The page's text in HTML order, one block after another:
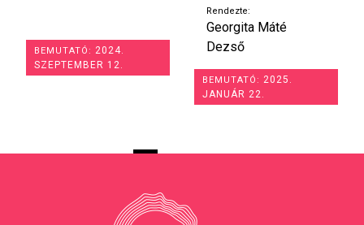
BEMUTATÓ: 2024.
SZEPTEMBER 12.
Rendezte:
Georgita Máté
Dezső
BEMUTATÓ: 2025.
JANUÁR 22.